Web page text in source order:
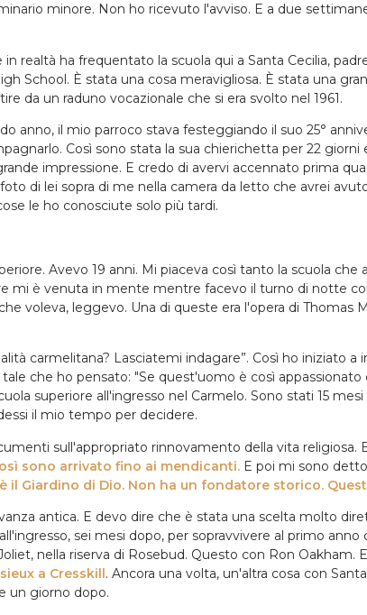
minore. Non ho ricevuto l'avviso. E a due
realtà ha frequentato la scuola qui a Santa Cecilia,
School. È stata una cosa meravigliosa. È stata una
da un raduno vocazionale che si era svolto nel 1961.
anno, il mio parroco stava festeggiando il suo 25°
Così sono stata la sua chierichetta per 22 giorni
impressione. E credo di avervi accennato prima
di lei sopra di me nella camera da letto che avrei
le ho conosciute solo più tardi.
Avevo 19 anni. Mi piaceva così tanto la scuola
mi è venuta in mente mentre facevo il turno di notte
voleva, leggevo. Una di queste era l'opera di Thomas
carmelitana? Lasciatemi indagare”. Così ho iniziato
che ho pensato: "Se quest'uomo è così
superiore all'ingresso nel Carmelo. Sono stati 15
il mio tempo per decidere.
sull'appropriato rinnovamento della vita religiosa.
sono arrivato fino ai mendicanti. E poi mi sono
il Giardino di Dio. Non ha un fondatore storico.
antica. E devo dire che è stata una scelta molto
sei mesi dopo, per sopravvivere al primo
nella riserva di Rosebud. Questo con Ron Oakham.
a Cresskill. Ancora una volta, un'altra cosa con
un giorno dopo.